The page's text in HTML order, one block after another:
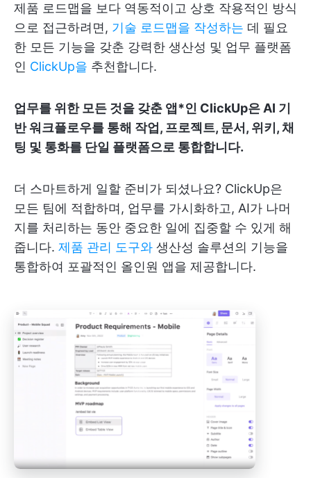
제품 로드맵을 보다 역동적이고 상호 작용적인 방식
으로 접근하려면, 기술 로드맵을 작성하는 데 필요
한 모든 기능을 갖춘 강력한 생산성 및 업무 플랫폼
인 ClickUp을 추천합니다.
업무를 위한 모든 것을 갖춘 앱*인 ClickUp은 AI 기
반 워크플로우를 통해 작업, 프로젝트, 문서, 위키, 채
팅 및 통화를 단일 플랫폼으로 통합합니다.
더 스마트하게 일할 준비가 되셨나요? ClickUp은
모든 팀에 적합하며, 업무를 가시화하고, AI가 나머
지를 처리하는 동안 중요한 일에 집중할 수 있게 해
줍니다. 제품 관리 도구와 생산성 솔루션의 기능을
통합하여 포괄적인 올인원 앱을 제공합니다.